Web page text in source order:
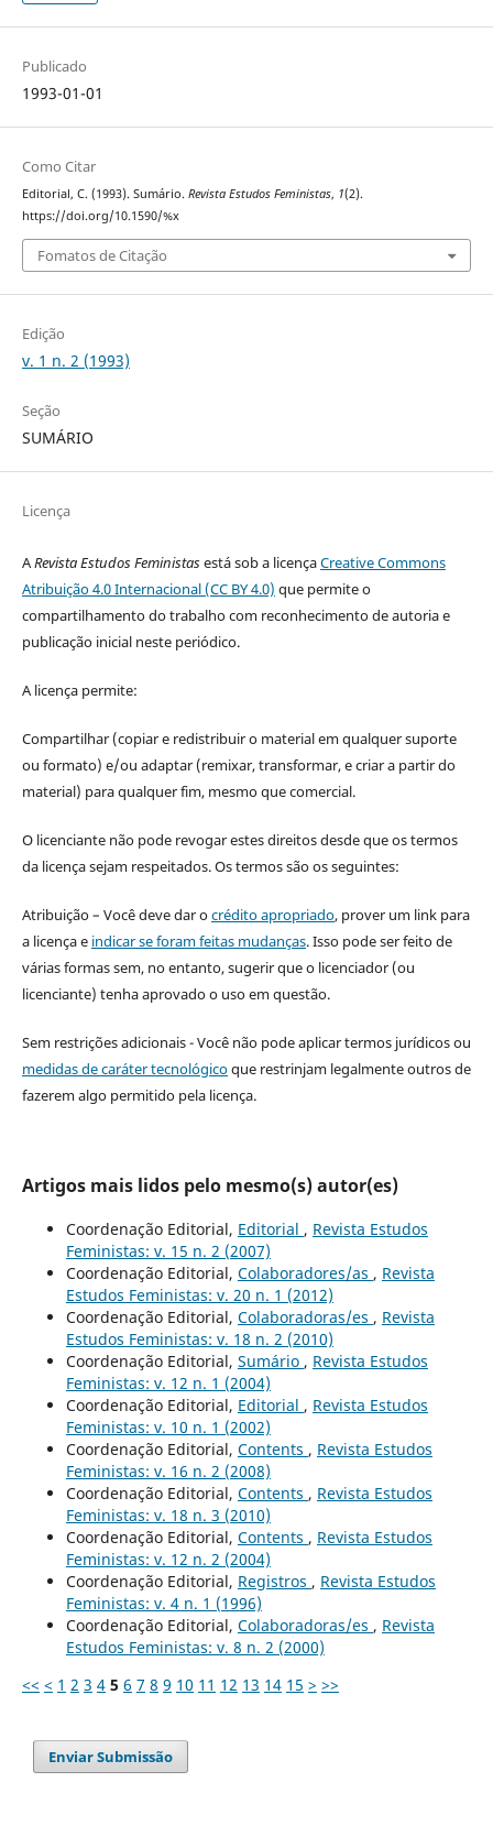
Publicado
1993-01-01
Como Citar
Editorial, C. (1993). Sumário. Revista Estudos Feministas, 1(2).
https://doi.org/10.1590/%x
Fomatos de Citação
Edição
v. 1 n. 2 (1993)
Seção
SUMÁRIO
Licença
ARevista Estudos Feministasestá sob a licençaCreative Commons
Atribuição 4.0 Internacional (CC BY 4.0) que permite o
compartilhamento do trabalho com reconhecimento de autoria e
publicação inicial neste periódico.
A licença permite:
Compartilhar (copiar e redistribuir o material em qualquer suporte
ou formato) e/ou adaptar (remixar, transformar, e criar a partir do
material) para qualquer fim, mesmo que comercial.
O licenciante não pode revogar estes direitos desde que os termos
da licença sejam respeitados. Os termos são os seguintes:
Atribuição – Você deve dar ocrédito apropriado, prover um link para
a licença e indicar se foram feitas mudanças. Isso pode ser feito de
várias formas sem, no entanto, sugerir que o licenciador (ou
licenciante) tenha aprovado o uso em questão.
Sem restrições adicionais - Você não pode aplicar termos jurídicos ou
medidas de caráter tecnológicoque restrinjam legalmente outros de
fazerem algo permitido pela licença.
Artigos mais lidos pelo mesmo(s) autor(es)
Coordenação Editorial, Editorial , Revista Estudos
Feministas: v. 15 n. 2 (2007)
Coordenação Editorial, Colaboradores/as , Revista
Estudos Feministas: v. 20 n. 1 (2012)
Coordenação Editorial, Colaboradoras/es , Revista
Estudos Feministas: v. 18 n. 2 (2010)
Coordenação Editorial, Sumário , Revista Estudos
Feministas: v. 12 n. 1 (2004)
Coordenação Editorial, Editorial , Revista Estudos
Feministas: v. 10 n. 1 (2002)
Coordenação Editorial, Contents , Revista Estudos
Feministas: v. 16 n. 2 (2008)
Coordenação Editorial, Contents , Revista Estudos
Feministas: v. 18 n. 3 (2010)
Coordenação Editorial, Contents , Revista Estudos
Feministas: v. 12 n. 2 (2004)
Coordenação Editorial, Registros , Revista Estudos
Feministas: v. 4 n. 1 (1996)
Coordenação Editorial, Colaboradoras/es , Revista
Estudos Feministas: v. 8 n. 2 (2000)
<< < 1 2 3 4 5 6 7 8 9 10 11 12 13 14 15 > >>
Enviar Submissão